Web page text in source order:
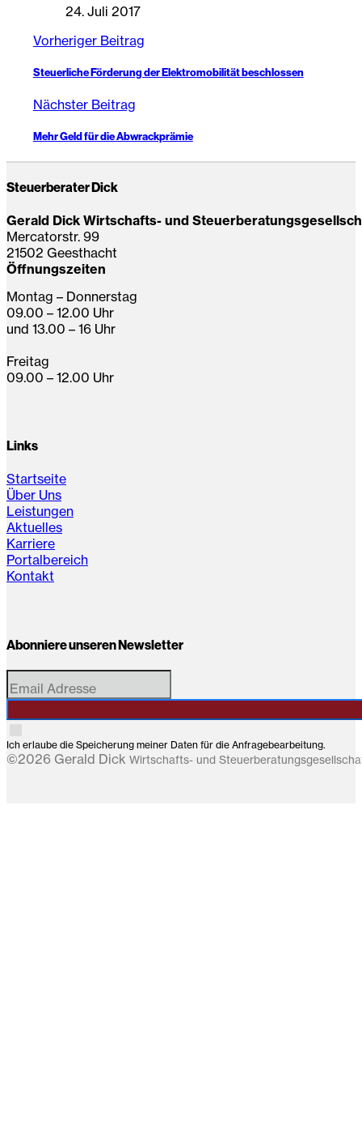
24. Juli 2017
Vorheriger Beitrag
Steuerliche Förderung der Elektromobilität beschlossen
Nächster Beitrag
Mehr Geld für die Abwrackprämie
Steuerberater Dick
Gerald Dick Wirtschafts- und
Mercatorstr. 99
21502 Geesthacht
Öffnungszeiten
Montag – Donnerstag
09.00 – 12.00 Uhr
und 13.00 – 16 Uhr
Freitag
09.00 – 12.00 Uhr
Links
Startseite
Über Uns
Leistungen
Aktuelles
Karriere
Portalbereich
Kontakt
Abonniere unseren Newsletter
Ich erlaube die Speicherung meiner Daten für die Anfragebearbeitung.
©2026 Gerald Dick Wirtschafts- und